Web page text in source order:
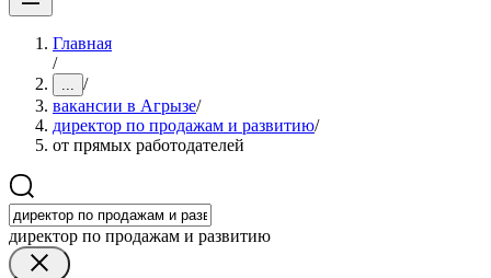
Главная
/
... /
вакансии в Агрызе/
директор по продажам и развитию/
от прямых работодателей
директор по продажам и развитию